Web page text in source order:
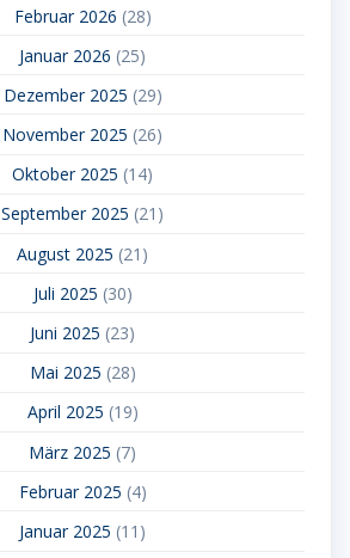
Februar 2026 (28)
Januar 2026 (25)
Dezember 2025 (29)
November 2025 (26)
Oktober 2025 (14)
September 2025 (21)
August 2025 (21)
Juli 2025 (30)
Juni 2025 (23)
Mai 2025 (28)
April 2025 (19)
März 2025 (7)
Februar 2025 (4)
Januar 2025 (11)